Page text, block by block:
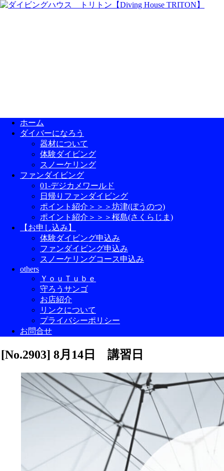
ホーム
ダイバーになろう
器材について
体験ダイビング
スノーケリング
ファンダイビング
01-デジカメワールド
日帰りファンダイビング
ポイント紹介＞＞＞坊津(ぼうのつ)
ポイント紹介＞＞＞桜島(さくらじま)
【お申し込み】
体験ダイビング申込み
ファンダイビング申込み
スノーケリングコース申込み
others
ＹｏｕＴｕｂｅ
守ろうサンゴ
お店紹介
リンクについて
プライバシーポリシー
お問合せ
[No.2903] 8月14日 講習日